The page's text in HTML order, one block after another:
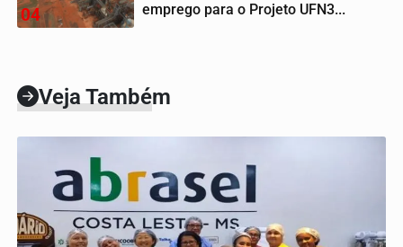
04
emprego para o Projeto UFN3...
Veja Também